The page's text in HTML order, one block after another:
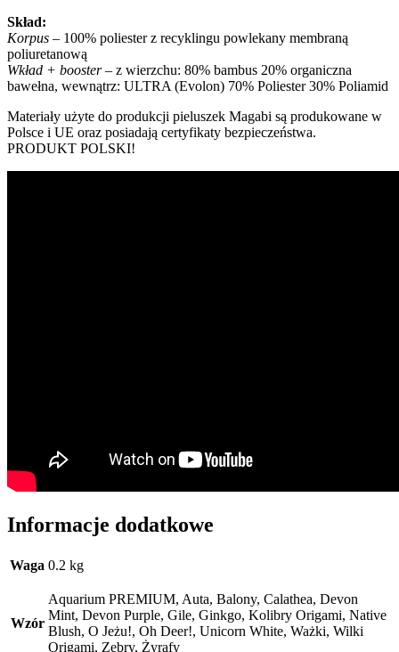
Skład:
Korpus – 100% poliester z recyklingu powlekany membraną
poliuretanową
Wkład + booster– z wierzchu: 80% bambus 20% organiczna
bawełna, wewnątrz: ULTRA (Evolon) 70% Poliester 30% Poliamid
Materiały użyte do produkcji pieluszek Magabi są produkowane w
Polsce i UE oraz posiadają certyfikaty bezpieczeństwa.
PRODUKT POLSKI!
Informacje dodatkowe
Waga 0.2 kg
Wzór
Aquarium PREMIUM, Auta, Balony, Calathea, Devon
Mint, Devon Purple, Gile, Ginkgo, Kolibry Origami, Native
Blush, O Jeżu!, Oh Deer!, Unicorn White, Ważki, Wilki
Origami, Zebry, Żyrafy